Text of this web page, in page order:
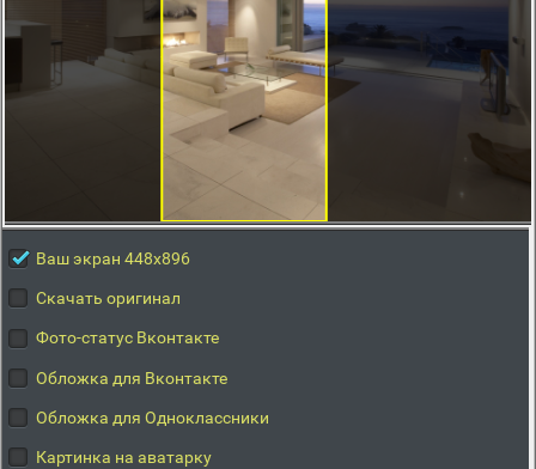
Ваш экран 448x896
Скачать оригинал
Фото-статус Вконтакте
Обложка для Вконтакте
Обложка для Одноклассники
Картинка на аватарку